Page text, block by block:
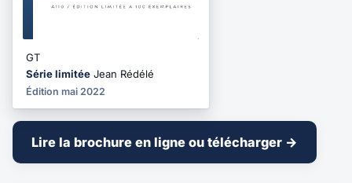
2022
GT
Série limitée Jean Rédélé
Édition mai 2022
Lire la brochure en ligne ou télécharger →